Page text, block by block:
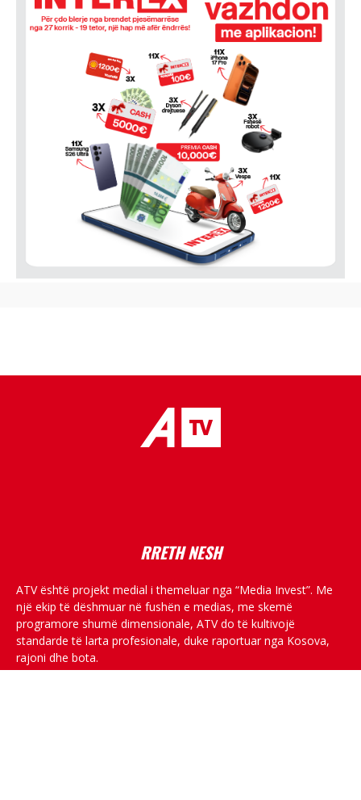
RRETH NESH
ATV është projekt medial i themeluar nga “Media Invest”. Me
një ekip të dëshmuar në fushën e medias, me skemë
programore shumë dimensionale, ATV do të kultivojë
standarde të larta profesionale, duke raportuar nga Kosova,
rajoni dhe bota.